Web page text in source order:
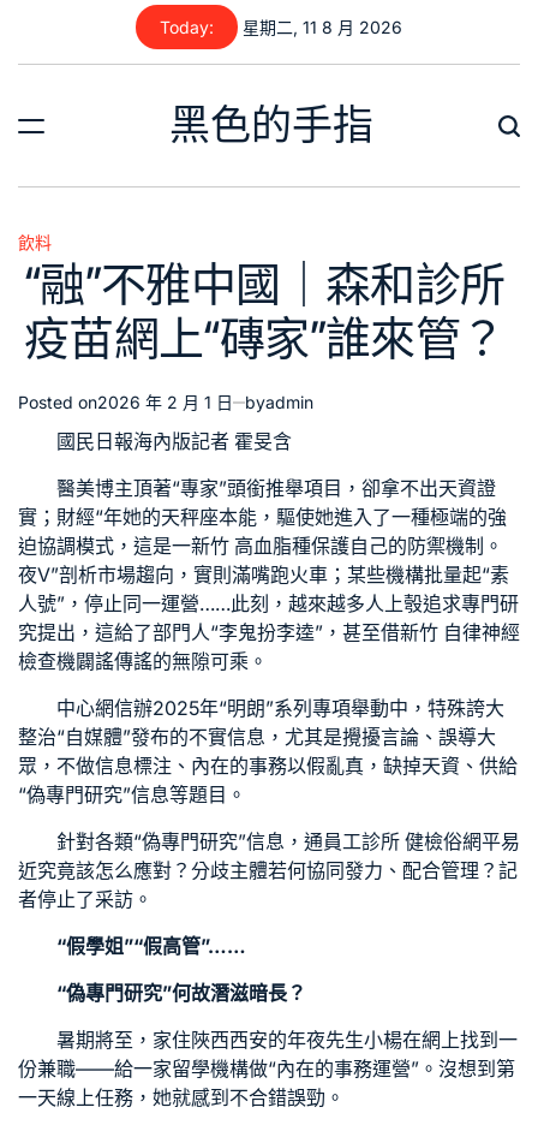
content
Today: 星期二, 11 8 月 2026
黑色的手指
Posted
in
飲料
“融”不雅中國｜森和診所
疫苗網上“磚家”誰來管？
Posted on2026 年 2 月 1 日 byadmin
國民日報海內版記者 霍旻含
醫美博主頂著“專家”頭銜推舉項目，卻拿不出天資證
實；財經“年她的天秤座本能，驅使她進入了一種極端的強
迫協調模式，這是一新竹 高血脂種保護自己的防禦機制。
夜V”剖析市場趨向，實則滿嘴跑火車；某些機構批量起“素
人號”，停止同一運營……此刻，越來越多人上彀追求專門研
究提出，這給了部門人“李鬼扮李逵”，甚至借新竹 自律神經
檢查機闢謠傳謠的無隙可乘。
中心網信辦2025年“明朗”系列專項舉動中，特殊誇大
整治“自媒體”發布的不實信息，尤其是攪擾言論、誤導大
眾，不做信息標注、內在的事務以假亂真，缺掉天資、供給
“偽專門研究”信息等題目。
針對各類“偽專門研究”信息，通員工診所 健檢俗網平易
近究竟該怎么應對？分歧主體若何協同發力、配合管理？記
者停止了采訪。
“假學姐”“假高管”……
“偽專門研究”何故潛滋暗長？
暑期將至，家住陜西西安的年夜先生小楊在網上找到一
份兼職——給一家留學機構做“內在的事務運營”。沒想到第
一天線上任務，她就感到不合錯誤勁。